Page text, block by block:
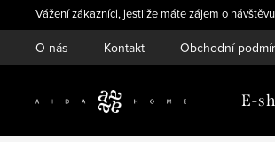
na
obsah
Vážení zákazníci, jestliže máte zájem o
O nás Kontakt Obchodní
E-